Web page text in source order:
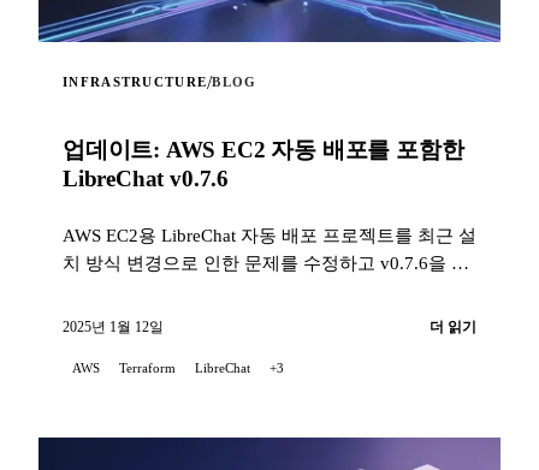
INFRASTRUCTURE/BLOG
업데이트: AWS EC2 자동 배포를 포함한
LibreChat v0.7.6
AWS EC2용 LibreChat 자동 배포 프로젝트를 최근 설
치 방식 변경으로 인한 문제를 수정하고 v0.7.6을 지
2025년 1월 12일 더 읽기
AWS Terraform LibreChat +3